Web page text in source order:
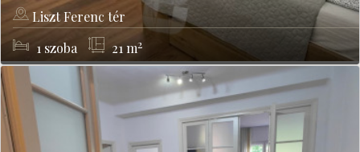
Liszt Ferenc tér
Budapest, VI kerület
1 szoba 21 m2